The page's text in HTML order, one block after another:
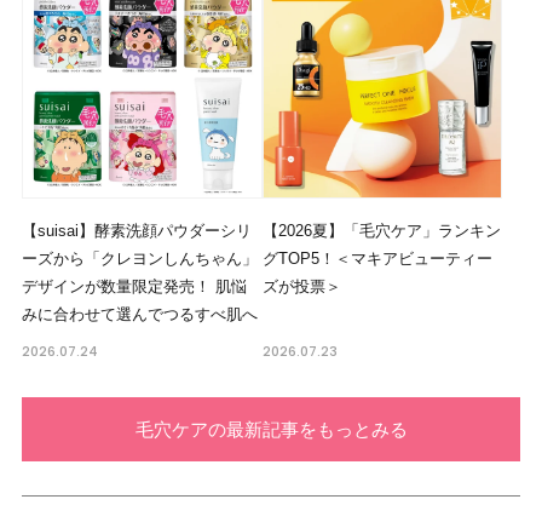
【suisai】酵素洗顔パウダーシリ
ーズから「クレヨンしんちゃん」
デザインが数量限定発売！ 肌悩
みに合わせて選んでつるすべ肌へ
2026.07.24
【2026夏】「毛穴ケア」ランキン
グTOP5！＜マキアビューティー
ズが投票＞
2026.07.23
毛穴ケアの最新記事をもっとみる